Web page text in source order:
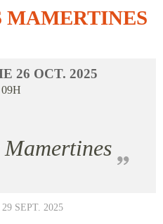
MAMERTINES
26 OCT. 2025
Mamertines
29 SEPT. 2025